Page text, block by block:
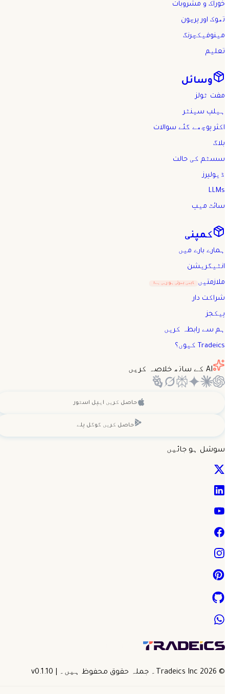
خوراک و مشروبات
تھوک اور پرچون
مینوفیکچرنگ
تعلیم
وسائل
مفت ٹولز
ہیلپ سینٹر
اکثر پوچھے گئے سوالات
بلاگ
سسٹم کی حالت
ڈیولپرز
LLMs
سائٹ میپ
کمپنی
ہمارے بارے میں
انٹیگریشن
ملازمتیں ابھی بھرتی ہو رہی ہے!
شراکت دار
پیکجز
ہم سے رابطہ کریں
Tradeics کیوں؟
AI کے ساتھ خلاصہ کریں
حاصل کریں ایپل اسٹور
حاصل کریں گوگل پلے
سوشل ہو جائیں
©
2026 Tradeics Inc۔ جملہ حقوق محفوظ ہیں۔ | v
0.1.10